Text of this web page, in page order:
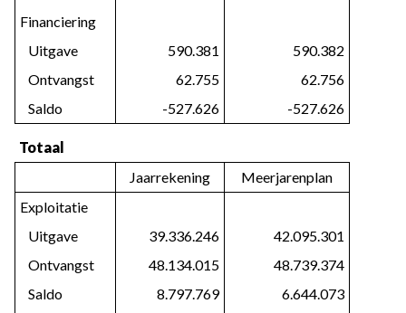
Financiering
   Uitgave
590.381
590.382
   Ontvangst
62.755
62.756
   Saldo
-527.626 -527.626
Totaal
Jaarrekening
Meerjarenplan
Exploitatie
   Uitgave
39.336.246
42.095.301
   Ontvangst
48.134.015
48.739.374
   Saldo
8.797.769
6.644.073